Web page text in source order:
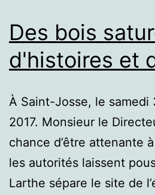
Des bois
d'histoires et
À Saint-Josse, le samedi
2017. Monsieur le
chance d’être attenante
les autorités laissent
Larthe sépare le site de